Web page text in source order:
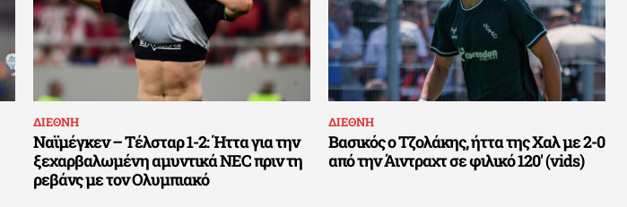
ΔΙΕΘΝΗ
Ναϊμέγκεν – Τέλσταρ 1-2: Ήττα για την
ξεχαρβαλωμένη αμυντικά NEC πριν τη
ρεβάνς με τον Ολυμπιακό
ΔΙΕΘΝΗ
Βασικός ο Τζολάκης, ήττα της Χαλ με 2-0
από την Άιντραχτ σε φιλικό 120′ (vids)